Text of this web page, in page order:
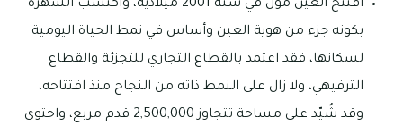
افتتح العين مول في سنة 2001 ميلادية، واكتسب الشهرة
بكونه جزء من هوية العين وأساس في نمط الحياة اليومية
لسكانها، فقد اعتمد بالقطاع التجاري للتجزئة والقطاع
الترفيهي، ولا زال على النمط ذاته من النجاح منذ افتتاحه،
وقد شُيّد على مساحة تتجاوز 2,500,000 قدم مربع، واحتوى